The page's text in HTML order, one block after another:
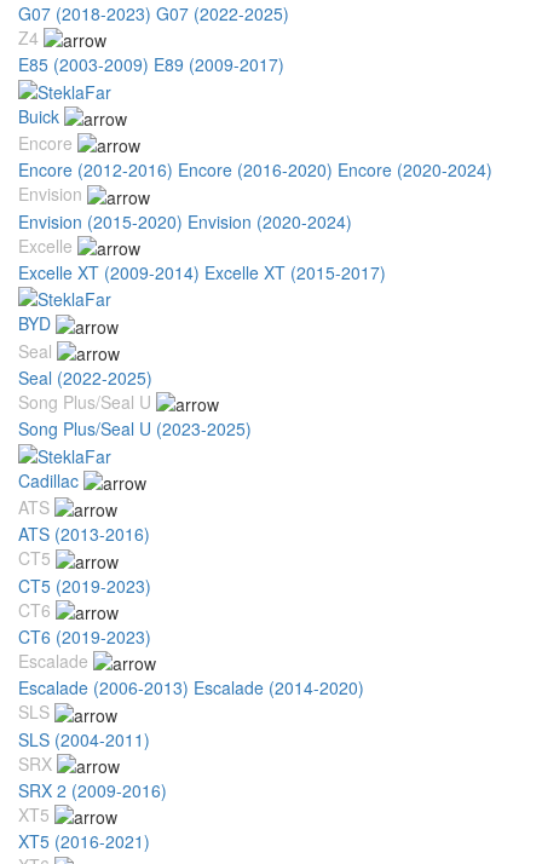
G07 (2018-2023) G07 (2022-2025)
Z4
E85 (2003-2009) E89 (2009-2017)
Buick
Encore
Encore (2012-2016) Encore (2016-2020) Encore (2020-2024)
Envision
Envision (2015-2020) Envision (2020-2024)
Excelle
Excelle XT (2009-2014) Excelle XT (2015-2017)
BYD
Seal
Seal (2022-2025)
Song Plus/Seal U
Song Plus/Seal U (2023-2025)
Cadillac
ATS
ATS (2013-2016)
CT5
CT5 (2019-2023)
CT6
CT6 (2019-2023)
Escalade
Escalade (2006-2013) Escalade (2014-2020)
SLS
SLS (2004-2011)
SRX
SRX 2 (2009-2016)
XT5
XT5 (2016-2021)